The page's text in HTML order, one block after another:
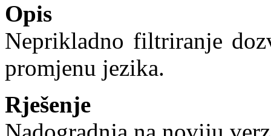
Opis
Neprikladno filtriranje
promjenu jezika.
Rješenje